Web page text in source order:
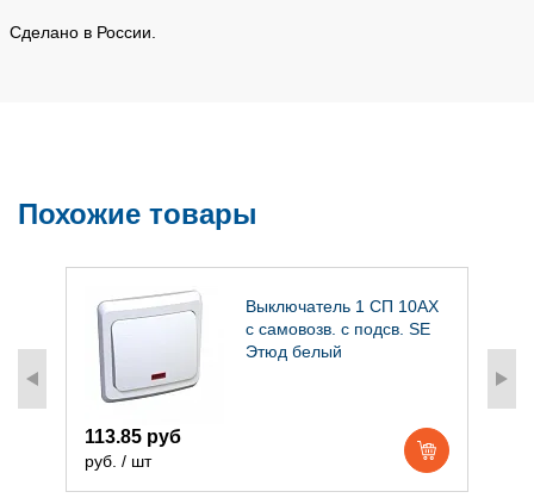
Сделано в России.
Похожие товары
Выключатель 1 СП 10АХ
с самовозв. с подсв. SE
Этюд белый
113.85 руб
руб. / шт